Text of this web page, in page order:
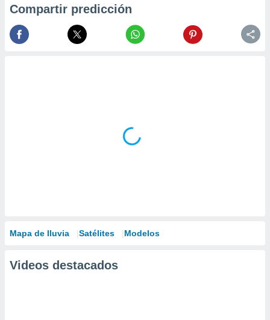
Compartir predicción
Mapa de lluvia Satélites Modelos
Videos destacados